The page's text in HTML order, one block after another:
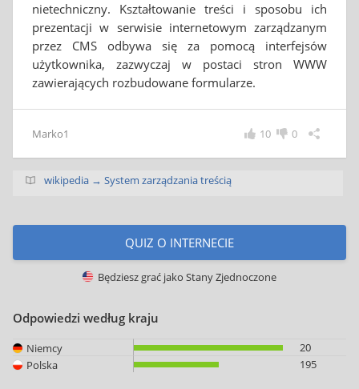
nietechniczny. Kształtowanie treści i sposobu ich
prezentacji w serwisie internetowym zarządzanym
przez CMS odbywa się za pomocą interfejsów
użytkownika, zazwyczaj w postaci stron WWW
zawierających rozbudowane formularze.
Marko1 0
10
wikipedia → System zarządzania treścią
QUIZ O INTERNECIE
Będziesz grać jako Stany Zjednoczone
Odpowiedzi według kraju
Niemcy
20
Polska
195